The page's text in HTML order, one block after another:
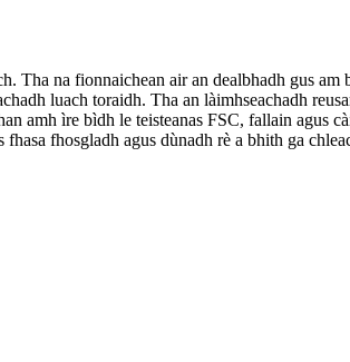
Tha na fionnaichean air an dealbhadh gus
luach toraidh. Tha an làimhseachadh
amh ìre bìdh le teisteanas FSC, fallain agus
fhosgladh agus dùnadh rè a bhith ga